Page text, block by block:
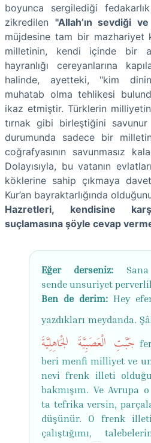
boyunca sergilediği
zikredilen ''Allah’ın sevdiği
müjdesine tam bir mazhariyet
milletinin, kendi içinde bir
hayranlığı cereyanlarına
halinde, ayetteki, "kim
muhatab olma tehlikesi
ikaz etmiştir. Türklerin
tırnak gibi birleştiğini savunur
durumunda sadece bir
coğrafyasının savunmasız
Dolayısıyla, bu vatanın
köklerine sahip çıkmaya
Kur’an bayraktarlığında
Hazretleri, kendisine
suçlamasına şöyle cevap
Eğer derseniz:
sende unsuriyet
Ben de derim:Hey
yazdıkları meydanda.
جَبَّتِ الْعَصَبِيَّةَ الْجَاهِلِيَّةَ
beri menfi milliyet ve
nevi frenk illeti
bakmışım. Ve
ta tefrika versin,
düşünür. O frenk
çalıştığımı,